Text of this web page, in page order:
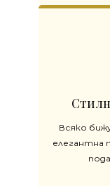
Всяко
елегантна